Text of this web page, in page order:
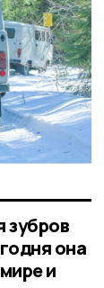
зубров
она
и